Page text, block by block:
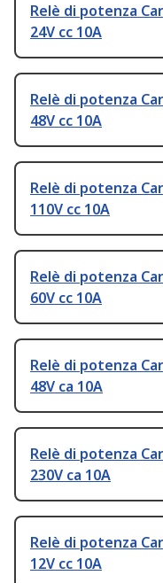
Relè di potenza
24V cc 10A
Relè di potenza
48V cc 10A
Relè di potenza
110V cc 10A
Relè di potenza
60V cc 10A
Relè di potenza
48V ca 10A
Relè di potenza
230V ca 10A
Relè di potenza
12V cc 10A